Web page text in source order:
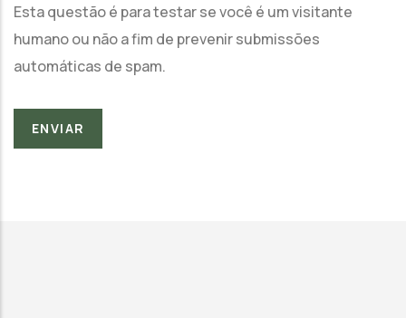
Esta questão é para testar se você é um visitante
humano ou não a fim de prevenir submissões
automáticas de spam.